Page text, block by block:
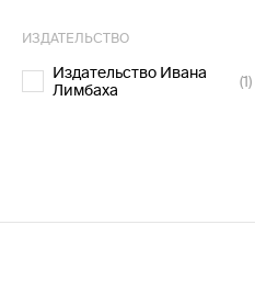
ИЗДАТЕЛЬСТВО
Издательство Ивана
Лимбаха
(1)